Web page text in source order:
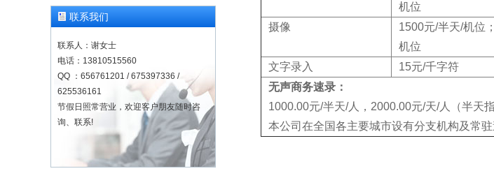
13810515560
正规注册公司（营业执照注册号：
91110228103008056T），成立于2000
年8月。建立有质量监控与管理服务体
系。
二、速录师队伍。经年累月积淀经
营，速录师队伍稳定可靠，上会速录师工
作经验至少在几百上千场，历经千锤百
炼，现场经验丰富。
联系我们
联系人：谢女士
电话：13810515560
QQ ：656761201 / 675397336 /
625536161
节假日照常营业，欢迎客户朋友随时咨
询、联系!
机位
摄像
1500元/半天/机位
机位
文字录入 15元/千字符
无声商务速录：
1000.00元/半天/人，2000.00元/天/人（半天
本公司在全国各主要城市设有分支机构及常